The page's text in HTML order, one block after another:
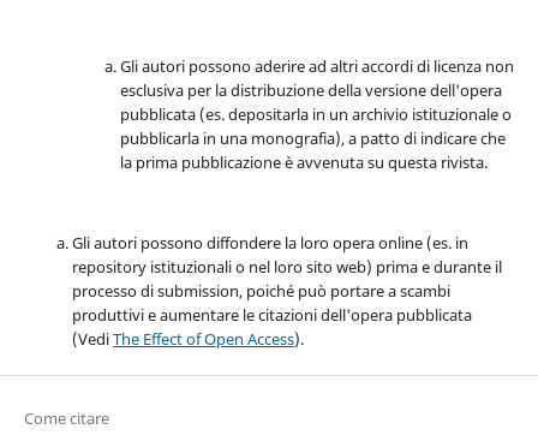
Gli autori possono aderire ad altri accordi di licenza non
esclusiva per la distribuzione della versione dell'opera
pubblicata (es. depositarla in un archivio istituzionale o
pubblicarla in una monografia), a patto di indicare che
la prima pubblicazione è avvenuta su questa rivista.
Gli autori possono diffondere la loro opera online (es. in
repository istituzionali o nel loro sito web) prima e durante il
processo di submission, poiché può portare a scambi
produttivi e aumentare le citazioni dell'opera pubblicata
(VediThe Effect of Open Access).
Come citare